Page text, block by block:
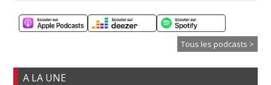
Tous les podcasts >
A LA UNE